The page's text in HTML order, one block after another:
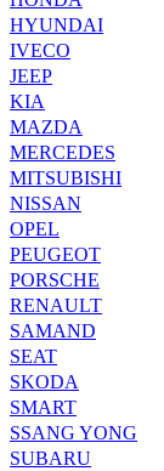
HYUNDAI
IVECO
JEEP
KIA
MAZDA
MERCEDES
MITSUBISHI
NISSAN
OPEL
PEUGEOT
PORSCHE
RENAULT
SAMAND
SEAT
SKODA
SMART
SSANG YONG
SUBARU